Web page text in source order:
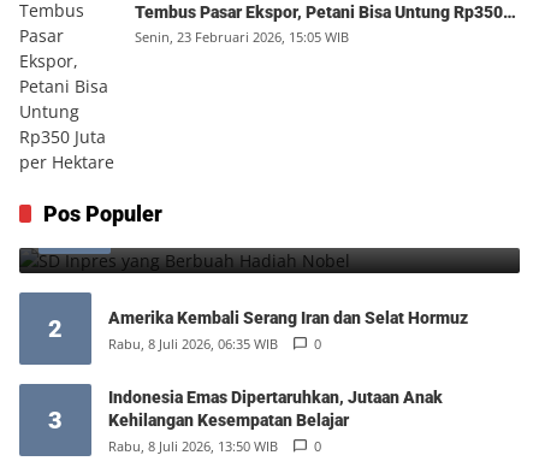
Tembus Pasar Ekspor, Petani Bisa Untung Rp350
Juta per Hektare
Senin, 23 Februari 2026, 15:05 WIB
Pos Populer
1 SD Inpres yang Berbuah Hadiah Nobel
2 Amerika Kembali Serang Iran dan Selat Hormuz
Rabu, 8 Juli 2026, 06:35 WIB 0
3
Indonesia Emas Dipertaruhkan, Jutaan Anak
Kehilangan Kesempatan Belajar
Rabu, 8 Juli 2026, 13:50 WIB 0